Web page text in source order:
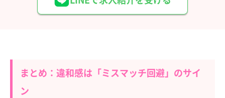
まとめ：違和感は「ミスマッチ回避」のサイ
ン